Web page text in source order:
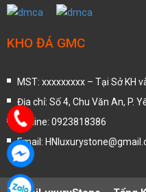
KHO ĐÁ GMC
MST: xxxxxxxxx – Tại Sở KH
Địa chỉ: Số 4, Chu Văn An, P.
Hotline: 0923818386
Email: